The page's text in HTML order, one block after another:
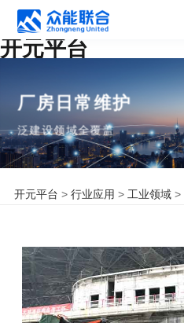
开元平台
厂房日常维护
泛建设领域全覆盖
开元平台 > 行业应用 > 工业领域>